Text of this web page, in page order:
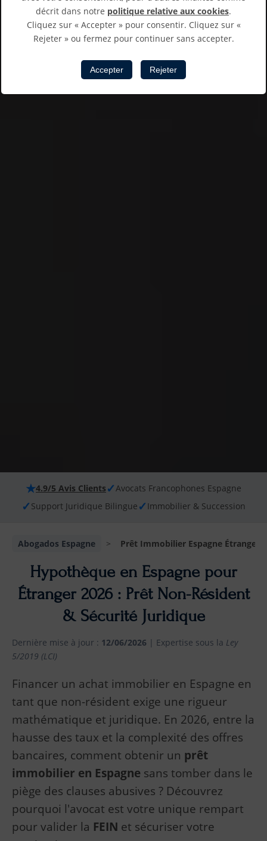
décrit dans notre politique relative aux cookies.
Cliquez sur « Accepter » pour consentir. Cliquez sur «
Rejeter » ou fermez pour continuer sans accepter.
Accepter Rejeter
★4.9/5 Avis Clients ✓Avocats Francophones Espagne
✓ Support Juridique Bilingue ✓ Immobilier & Succession
Abogados Espagne > Prêt Immobilier Espagne Étranger
Hypothèque en Espagne pour
Étranger 2026 : Prêt Non-Résident
& Sécurité Juridique
Dernière mise à jour : 12/06/2026 | Expertise sous la Ley
5/2019 (LCI)
Financer un achat immobilier en Espagne en
tant que non-résident exige une rigueur
mathématique et juridique. En 2026, entre la
hausse des taux et la complexité des offres
bancaires, comment obtenir un prêt
immobilier en Espagne sans tomber dans le
piège des clauses abusives ? Découvrez
pourquoi l'avocat est votre unique rempart
pour valider la FEIN et sécuriser votre